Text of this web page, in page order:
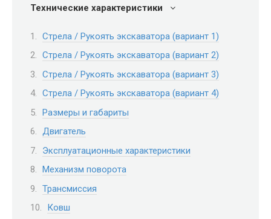
Технические характеристики
Стрела / Рукоять экскаватора (вариант 1)
Стрела / Рукоять экскаватора (вариант 2)
Стрела / Рукоять экскаватора (вариант 3)
Стрела / Рукоять экскаватора (вариант 4)
Размеры и габариты
Двигатель
Эксплуатационные характеристики
Механизм поворота
Трансмиссия
Ковш